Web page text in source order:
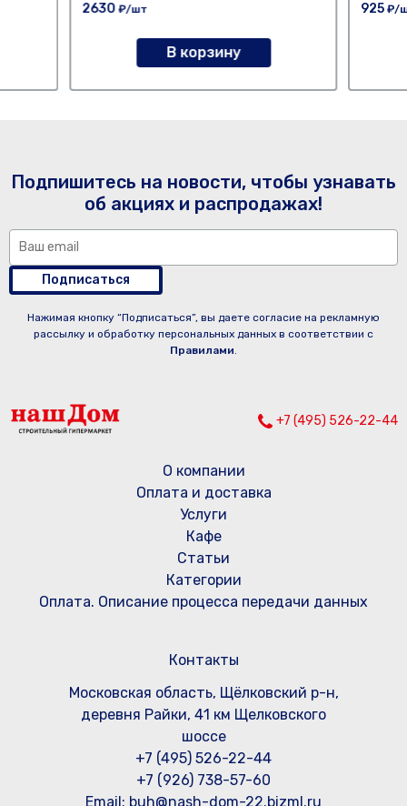
2630 ₽/шт
В корзину
925 ₽/
Подпишитесь на новости, чтобы узнавать
об акциях и распродажах!
Подписаться
Нажимая кнопку “Подписаться”, вы даете согласие на рекламную
рассылку и обработку персональных данных в соответствии с
Правилами.
+7 (495) 526-22-44
О компании
Оплата и доставка
Услуги
Кафе
Статьи
Категории
Оплата. Описание процесса передачи данных
Контакты
Московская область, Щёлковский р-н,
деревня Райки, 41 км Щелковского
шоссе
+7 (495) 526-22-44
+7 (926) 738-57-60
Email: buh@nash-dom-22.bizml.ru